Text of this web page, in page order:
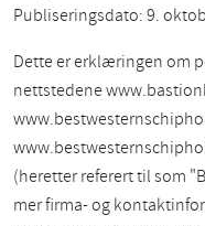
Publiseringsdato: 9.
Dette er erklæringen om
nettstedene
(heretter referert til som
mer firma- og